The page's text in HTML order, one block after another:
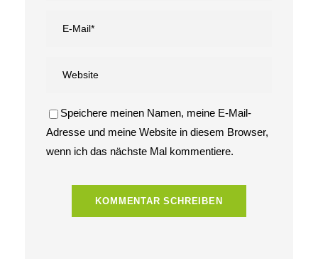
Speichere meinen Namen, meine E-Mail-
Adresse und meine Website in diesem Browser,
wenn ich das nächste Mal kommentiere.